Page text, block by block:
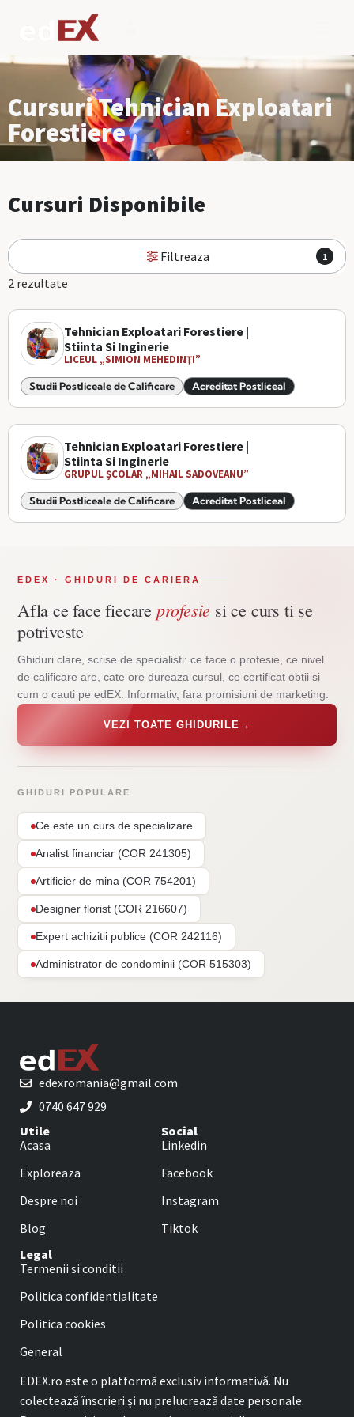
Cursuri Tehnician Exploatari
Forestiere
Cursuri Disponibile
Filtreaza 1
2 rezultate
Tehnician Exploatari Forestiere |
Stiinta Si Inginerie
LICEUL „SIMION MEHEDINŢI”
Studii Postliceale de Calificare Acreditat Postliceal
Tehnician Exploatari Forestiere |
Stiinta Si Inginerie
GRUPUL ŞCOLAR „MIHAIL SADOVEANU”
Studii Postliceale de Calificare Acreditat Postliceal
EDEX · GHIDURI DE CARIERA
Afla ce face fiecare profesie si ce curs ti se
potriveste
Ghiduri clare, scrise de specialisti: ce face o profesie, ce nivel
de calificare are, cate ore dureaza cursul, ce certificat obtii si
cum o cauti pe edEX. Informativ, fara promisiuni de marketing.
VEZI TOATE GHIDURILE →
GHIDURI POPULARE
Ce este un curs de specializare
Analist financiar (COR 241305)
Artificier de mina (COR 754201)
Designer florist (COR 216607)
Expert achizitii publice (COR 242116)
Administrator de condominii (COR 515303)
edexromania@gmail.com
0740 647 929
Utile
Acasa
Exploreaza
Despre noi
Blog
Social
Linkedin
Facebook
Instagram
Tiktok
Legal
Termenii si conditii
Politica confidentialitate
Politica cookies
General
EDEX.ro este o platformă exclusiv informativă. Nu
colectează înscrieri și nu prelucrează date personale.